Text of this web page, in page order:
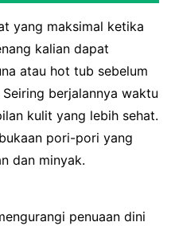
yang maksimal ketika
kalian dapat
atau hot tub sebelum
berjalannya waktu
kulit yang lebih sehat.
pori-pori yang
dan minyak.
penuaan dini